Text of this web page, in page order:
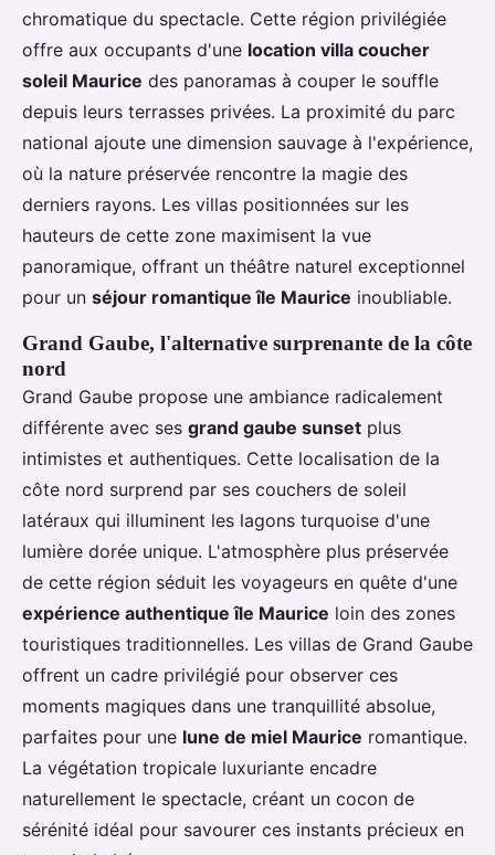
chromatique du spectacle. Cette région privilégiée
offre aux occupants d'une location villa coucher
soleil Maurice des panoramas à couper le souffle
depuis leurs terrasses privées. La proximité du parc
national ajoute une dimension sauvage à l'expérience,
où la nature préservée rencontre la magie des
derniers rayons. Les villas positionnées sur les
hauteurs de cette zone maximisent la vue
panoramique, offrant un théâtre naturel exceptionnel
pour un séjour romantique île Maurice inoubliable.
Grand Gaube, l'alternative surprenante de la côte
nord
Grand Gaube propose une ambiance radicalement
différente avec ses grand gaube sunset plus
intimistes et authentiques. Cette localisation de la
côte nord surprend par ses couchers de soleil
latéraux qui illuminent les lagons turquoise d'une
lumière dorée unique. L'atmosphère plus préservée
de cette région séduit les voyageurs en quête d'une
expérience authentique île Maurice loin des zones
touristiques traditionnelles. Les villas de Grand Gaube
offrent un cadre privilégié pour observer ces
moments magiques dans une tranquillité absolue,
parfaites pour une lune de miel Maurice romantique.
La végétation tropicale luxuriante encadre
naturellement le spectacle, créant un cocon de
sérénité idéal pour savourer ces instants précieux en